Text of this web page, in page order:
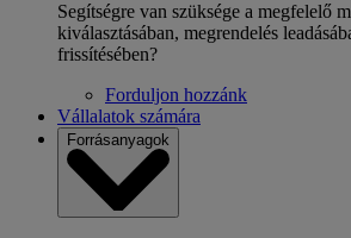
Segítségre van szüksége a megfelelő
kiválasztásában, megrendelés
frissítésében?
Forduljon hozzánk
Vállalatok számára
Forrásanyagok